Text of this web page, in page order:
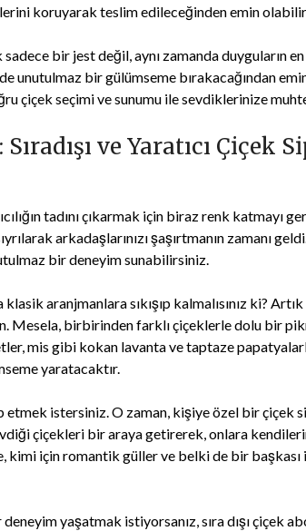
koruyarak teslim edileceğinden emin
bir jest değil, aynı zamanda duyguların
unutulmaz bir gülümseme bırakacağından
çiçek seçimi ve sunumu ile sevdiklerinize
ve Yaratıcı Çiçek
tadını çıkarmak için biraz renk katmayı
arkadaşlarınızı şaşırtmanın zamanı geldi.
bir deneyim sunabilirsiniz.
aranjmanlara sıkışıp kalmalısınız ki?
Mesela, birbirinden farklı çiçeklerle dolu bir
mis gibi kokan lavanta ve taptaze
yaratacaktır.
etmek istersiniz. O zaman, kişiye özel bir çiçek
çiçekleri bir araya getirerek, onlara
için romantik güller ve belki de bir başkası
yaşatmak istiyorsanız, sıra dışı çiçek